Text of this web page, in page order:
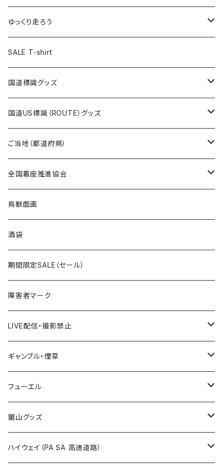
トートバッグ
ランチバッグ
エコバッグ
クリアファイル
キーホルダー
クリアファイル
Tシャツ
ステッカー
サコッシュ
ホテルキーホルダー
モーテルキーホルダー
トートバッグ
クリアファイル
マスク
エコバッグ
千葉ロッテマリーンズコラボ
エコバッグ
ステッカー
モーテルキーホルダー
ホテルキーホルダー
トートバッグ
キャップ
ステッカー
ホテルキーホルダー
Tシャツ
キャップ
ステッカー
ゆっくり走ろう
Tシャツ
ステッカー
ホテルキーホルダー
SALE T-shirt
国道標識グッズ
ステッカー
国道0～99号線
国道100～199号線
国道600～699号線
国道700～799号線
Tシャツ
キャップ
国道US標識（ROUTE）グッズ
ステッカー
ROUTE 0～99号線
ROUTE100～199号線
ROUTE600～699号線
ROUTE700～799号線
Tシャツ
ROUTE 0～99号線
ROUTE 100～199号線
ROUTE 600～699号線
ROUTE 700～799号線
キャップ
ROUTE 0～99号線
ROUTE 100～199号線
ROUTE 600～699号線
ROUTE 700～799号線
ご当地（都道府県）
北海道
青森県
岩手県
宮城県
秋田県
Tシャツ
ステッカー
山形県
福島県
茨城県
栃木県
群馬県
全国着座推進協会
ステッカー
鳥獣戯画
酒袋
期間限定SALE（セール）
障害者マーク
LIVE配信・撮影禁止
LIVE配信禁止
撮影禁止
ギャンブル・煙草
ホテルキーホルダー
たばこ・禁煙ステッカー
フューエル
ステッカー
鋸山グッズ
Tシャツ
ハイウェイ（PA SA 高速道路）